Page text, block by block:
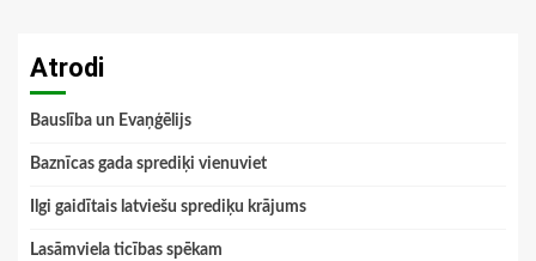
Atrodi
Bauslība un Evaņģēlijs
Baznīcas gada sprediķi vienuviet
Ilgi gaidītais latviešu sprediķu krājums
Lasāmviela ticības spēkam